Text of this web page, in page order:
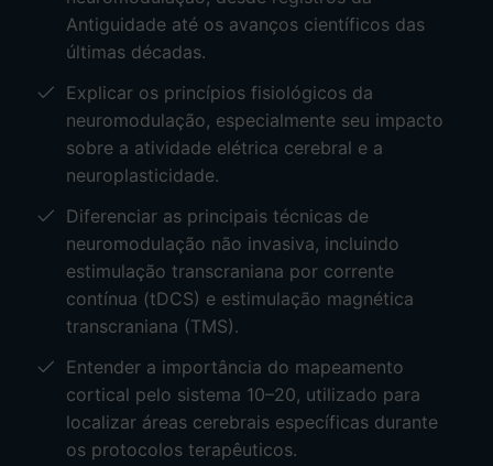
explicando seus mecanismos de ação, princípios
de funcionamento e fundamentos do mapeamento
cortical utilizado para definir os protocolos de
tratamento.
Por fim, discute-se como a neuromodulação pode
clínicas, especialmente transtornos
neuropsiquiátricos e síndromes dolorosas, além
de sua relação com processos como
neuroplasticidade, regulação do eixo intestino-
cérebro e modulação do sistema
endocanabinoide, ampliando as possibilidades
terapêuticas na prática médica contemporânea.
Antiguidade até os avanços científicos das
últimas décadas.
Explicar os princípios fisiológicos da
neuromodulação, especialmente seu impacto
sobre a atividade elétrica cerebral e a
neuroplasticidade.
Diferenciar as principais técnicas de
neuromodulação não invasiva, incluindo
estimulação transcraniana por corrente
contínua (tDCS) e estimulação magnética
transcraniana (TMS).
Entender a importância do mapeamento
cortical pelo sistema 10–20, utilizado para
localizar áreas cerebrais específicas durante
os protocolos terapêuticos.